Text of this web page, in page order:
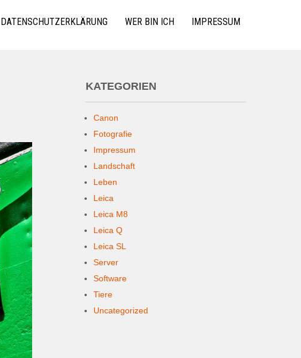
DATENSCHUTZERKLÄRUNG WER BIN ICH IMPRESSUM
KATEGORIEN
Canon
Fotografie
Impressum
Landschaft
Leben
Leica
Leica M8
Leica Q
Leica SL
Server
Software
Tiere
Uncategorized